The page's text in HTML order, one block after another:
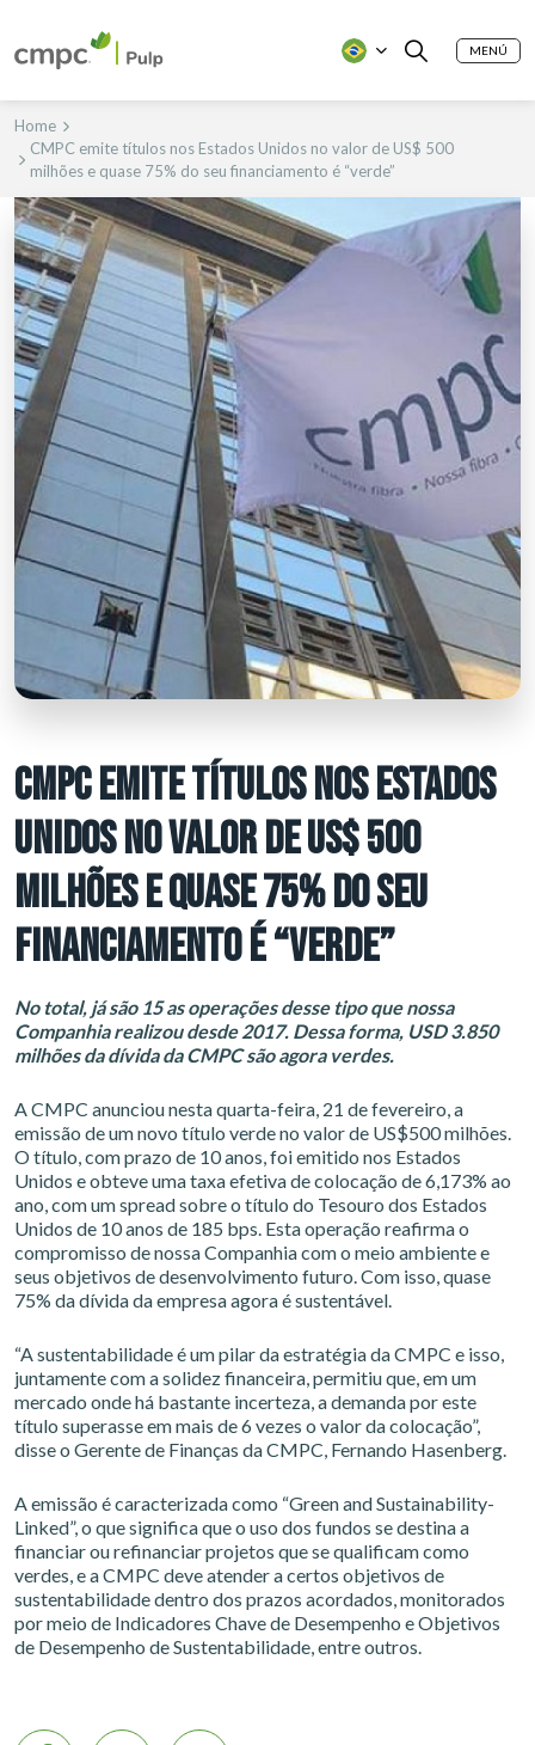
MENÚ
Home
CMPC emite títulos nos Estados Unidos no valor de US$ 500
milhões e quase 75% do seu financiamento é “verde”
CMPC EMITE TÍTULOS NOS ESTADOS
UNIDOS NO VALOR DE US$ 500
MILHÕES E QUASE 75% DO SEU
FINANCIAMENTO É “VERDE”
No total, já são 15 as operações desse tipo que nossa
Companhia realizou desde 2017. Dessa forma, USD 3.850
milhões da dívida da CMPC são agora verdes.
A CMPC anunciou nesta quarta-feira, 21 de fevereiro, a
emissão de um novo título verde no valor de US$500 milhões.
O título, com prazo de 10 anos, foi emitido nos Estados
Unidos e obteve uma taxa efetiva de colocação de 6,173% ao
ano, com um spread sobre o título do Tesouro dos Estados
Unidos de 10 anos de 185 bps. Esta operação reafirma o
compromisso de nossa Companhia com o meio ambiente e
seus objetivos de desenvolvimento futuro. Com isso, quase
75% da dívida da empresa agora é sustentável.
“A sustentabilidade é um pilar da estratégia da CMPC e isso,
juntamente com a solidez financeira, permitiu que, em um
mercado onde há bastante incerteza, a demanda por este
título superasse em mais de 6 vezes o valor da colocação”,
disse o Gerente de Finanças da CMPC, Fernando Hasenberg.
A emissão é caracterizada como “Green and Sustainability-
Linked”, o que significa que o uso dos fundos se destina a
financiar ou refinanciar projetos que se qualificam como
verdes, e a CMPC deve atender a certos objetivos de
sustentabilidade dentro dos prazos acordados, monitorados
por meio de Indicadores Chave de Desempenho e Objetivos
de Desempenho de Sustentabilidade, entre outros.